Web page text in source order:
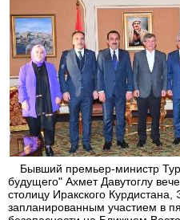
Бывший премьер-министр
будущего" Ахмет Давутоглу
столицу Иракского
запланированным участием в